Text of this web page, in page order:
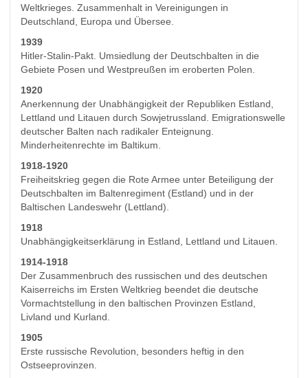
Weltkrieges. Zusammenhalt in Vereinigungen in
Deutschland, Europa und Übersee.
1939
Hitler-Stalin-Pakt. Umsiedlung der Deutschbalten in die
Gebiete Posen und Westpreußen im eroberten Polen.
1920
Anerkennung der Unabhängigkeit der Republiken Estland,
Lettland und Litauen durch Sowjetrussland. Emigrationswelle
deutscher Balten nach radikaler Enteignung.
Minderheitenrechte im Baltikum.
1918-1920
Freiheitskrieg gegen die Rote Armee unter Beteiligung der
Deutschbalten im Baltenregiment (Estland) und in der
Baltischen Landeswehr (Lettland).
1918
Unabhängigkeitserklärung in Estland, Lettland und Litauen.
1914-1918
Der Zusammenbruch des russischen und des deutschen
Kaiserreichs im Ersten Weltkrieg beendet die deutsche
Vormachtstellung in den baltischen Provinzen Estland,
Livland und Kurland.
1905
Erste russische Revolution, besonders heftig in den
Ostseeprovinzen.